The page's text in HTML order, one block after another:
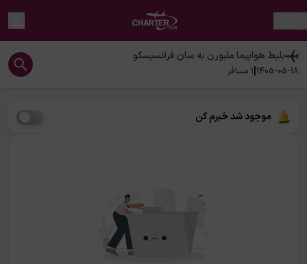
بلیط هواپیماملبورن به سان فرانسیسکو
1405-05-18
|
1 مسافر
موجود شد خبرم کن